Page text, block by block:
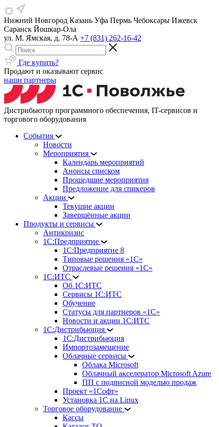
Нижний Новгород Казань Уфа Пермь Чебоксары Ижевск
Саранск Йошкар-Ола
ул. М. Ямская, д. 78-А +7 (831) 262-16-42
Где купить?
Продают и оказывают сервис
наши партнеры
Дистрибьютор программного обеспечения, IT-сервисов и
торгового оборудования
События
Новости
Мероприятия
Календарь мероприятий
Анонсы списком
Прошедшие мероприятия
Предложение для спикеров
Акции
Текущие акции
Завершённые акции
Продукты и сервисы
Антикризис
1С:Предприятие
1С:Предприятие 8
Типовые решения «1С»
Отраслевые решения «1С»
1С:ИТС
Об 1С:ИТС
Сервисы 1С:ИТС
Обучение
Статусы для партнеров «1С»
Новости и акции 1С:ИТС
1С:Дистрибьюция
1С:Дистрибьюция
Импортозамещение
Облачные сервисы
Облака Microsoft
Облачный акселератор Microsoft Azure
ПП с подписной моделью продаж
Проект «1Софт»
Установка 1С на Linux
Торговое оборудование
Кассы